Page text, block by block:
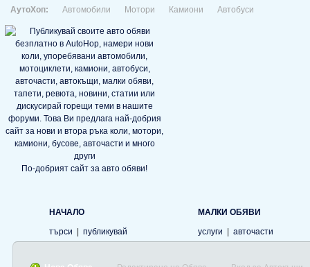
АутоХоп: Автомобили Мотори Камиони Автобуси
По-добрият сайт за авто обяви!
НАЧАЛО
търси
публикувай
МАЛКИ ОБЯВИ
услуги
авточасти